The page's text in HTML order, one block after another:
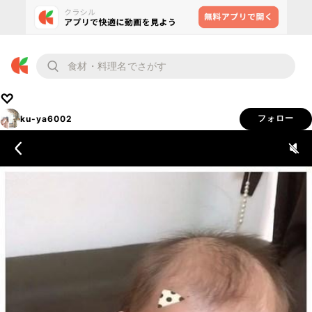
♡
ku-ya6002 フォロー